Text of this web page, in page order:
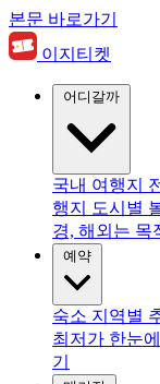
본문 바로가기
이지티켓
국내 여행지
행지
도시별
경, 해외는 목
숙소 지역별
최저가 한눈에
기